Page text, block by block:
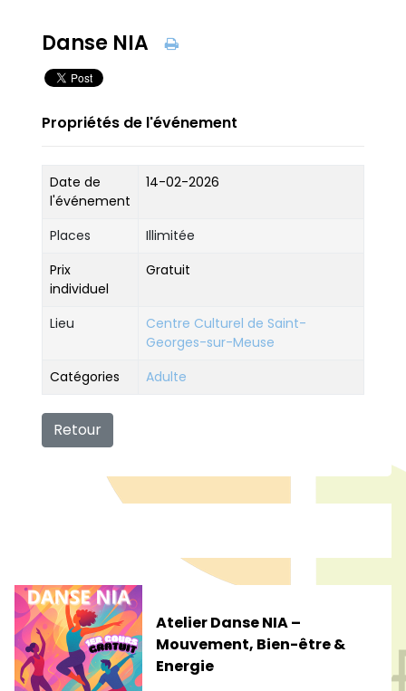
Atelier Danse NIA –
Mouvement, Bien-être &
Energie
Danse NIA
Propriétés de l'événement
Date de
l'événement
14-02-2026
Places
Illimitée
Prix
individuel
Gratuit
Lieu
Centre Culturel de Saint-
Georges-sur-Meuse
Catégories
Adulte
Retour